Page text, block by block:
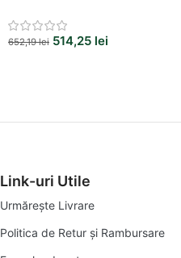
652,19lei 514,25 lei
Link-uri Utile
Urmărește Livrare
Politica de Retur și Rambursare